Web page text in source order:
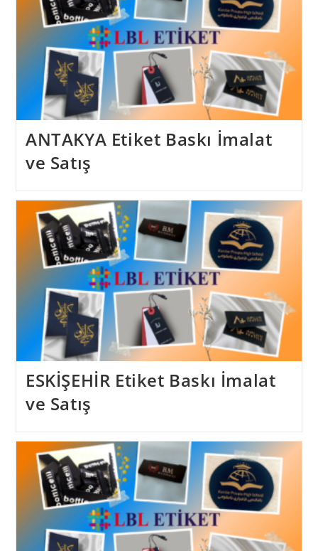
ANTAKYA Etiket Baskı İmalat
ve Satış
ESKİŞEHİR Etiket Baskı İmalat
ve Satış